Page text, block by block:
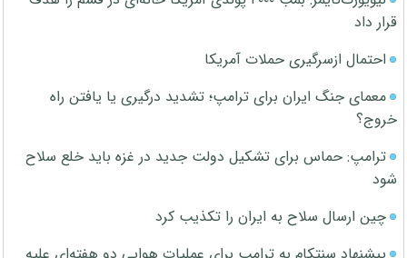
قرار داد
احتمال ازسرگیری حملات آمریکا
معمای جنگ ایران برای ترامپ؛ تشدید درگیری یا یافتن راه
خروج؟
ترامپ: حماس برای تشکیل دولت جدید در غزه باید خلع سلاح
شود
چین ارسال سلاح به ایران را تکذیب کرد